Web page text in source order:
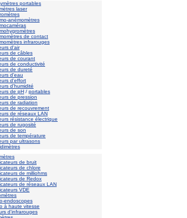
portables
laser
anémomètres
de contact
infrarouges
d'air
de câbles
de courant
de conductivité
de dureté
d'eau
d'effort
d'humidité
de pH / portables
de pression
de radiation
de recouvrement
de réseaux LAN
résistance électrique
de rugosité
de son
de température
par ultrasons
de bruit
de chlore
de milliohms
de Redox
de réseaux LAN
VDE
endoscopes
à haute vitesse
d'infrarouges